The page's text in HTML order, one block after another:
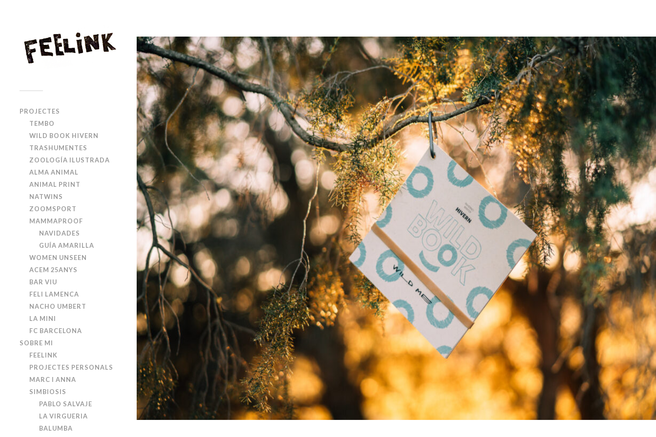
PROJECTES
TEMBO
WILD BOOK HIVERN
TRASHUMENTES
ZOOLOGÍA ILUSTRADA
ALMA ANIMAL
ANIMAL PRINT
NATWINS
ZOOMSPORT
MAMMAPROOF
NAVIDADES
GUÍA AMARILLA
WOMEN UNSEEN
ACEM 25ANYS
BAR VIU
FELI LAMENCA
NACHO UMBERT
LA MINI
FC BARCELONA
SOBRE MI
FEELINK
PROJECTES PERSONALS
MARC I ANNA
SIMBIOSIS
PABLO SALVAJE
LA VIRGUERIA
BALUMBA